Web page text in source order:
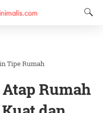
inTipe Rumah
Rumah